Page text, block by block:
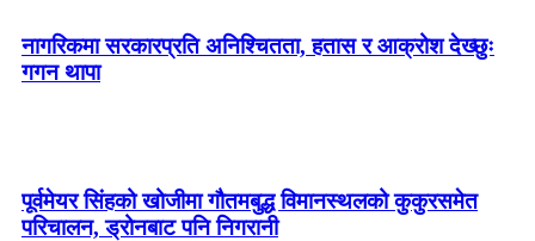
नागरिकमा सरकारप्रति अनिश्चितता, हतास र आक्रोश देख्छुः
गगन थापा
पूर्वमेयर सिंहको खोजीमा गौतमबुद्ध विमानस्थलको कुकुरसमेत
परिचालन, ड्रोनबाट पनि निगरानी